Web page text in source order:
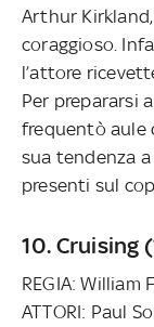
Arthur
coraggioso.
l’attore
Per prepararsi
frequentò aule
sua tendenza
presenti sul
10. Cruising
REGIA: William
ATTORI: Paul